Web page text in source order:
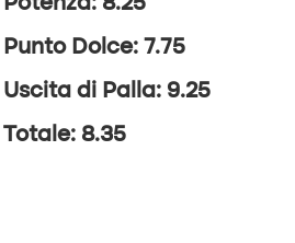
Potenza: 8.25
Punto Dolce: 7.75
Uscita di Palla: 9.25
Totale: 8.35